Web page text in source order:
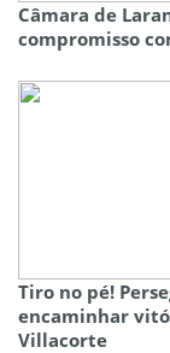
Câmara de
compromisso
Tiro no pé!
encaminhar
Villacorte